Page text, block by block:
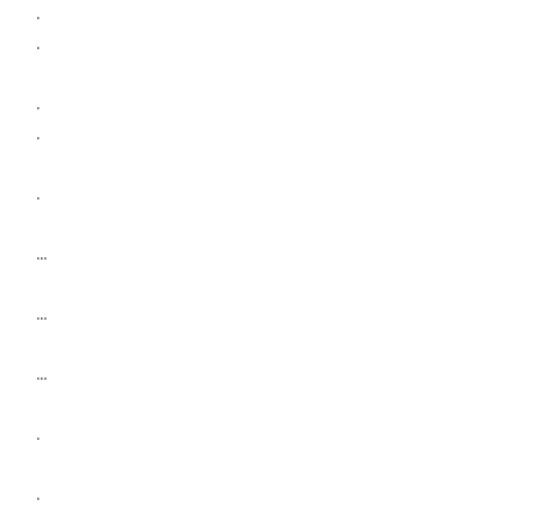
.
.
.
.
.
…
…
…
.
.